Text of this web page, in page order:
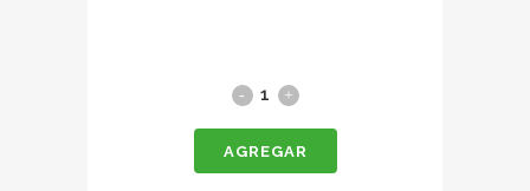
Albóndigas
gr
AGREGAR